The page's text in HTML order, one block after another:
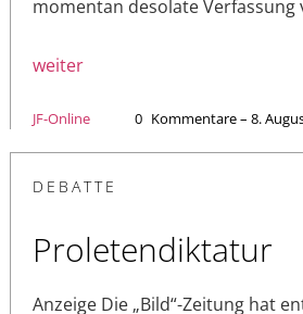
momentan desolate Verfassung
weiter
JF-Online 0 Kommentare – 8.
DEBATTE
Proletendiktatur
Anzeige Die „Bild“-Zeitung hat